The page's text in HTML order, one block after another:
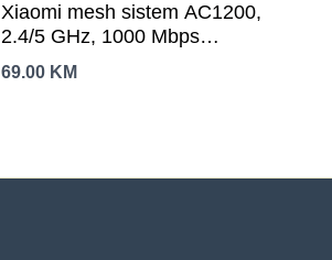
Xiaomi mesh sistem AC1200,
2.4/5 GHz, 1000 Mbps
WAN/LAN,
69.00 KM